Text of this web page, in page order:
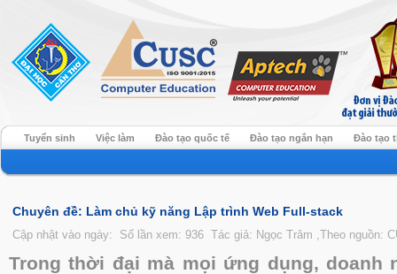
Tuyển sinh Việc làm Đào tạo quốc tế Đào tạo ngắn hạn Đào tạo
Chuyên đề: Làm chủ kỹ năng Lập trình Web Full-stack
Cập nhật vào ngày: Số lần xem: 936 Tác giả: Ngọc Trâm ,Theo nguồn:
Trong thời đại mà mọi ứng dụng, doanh